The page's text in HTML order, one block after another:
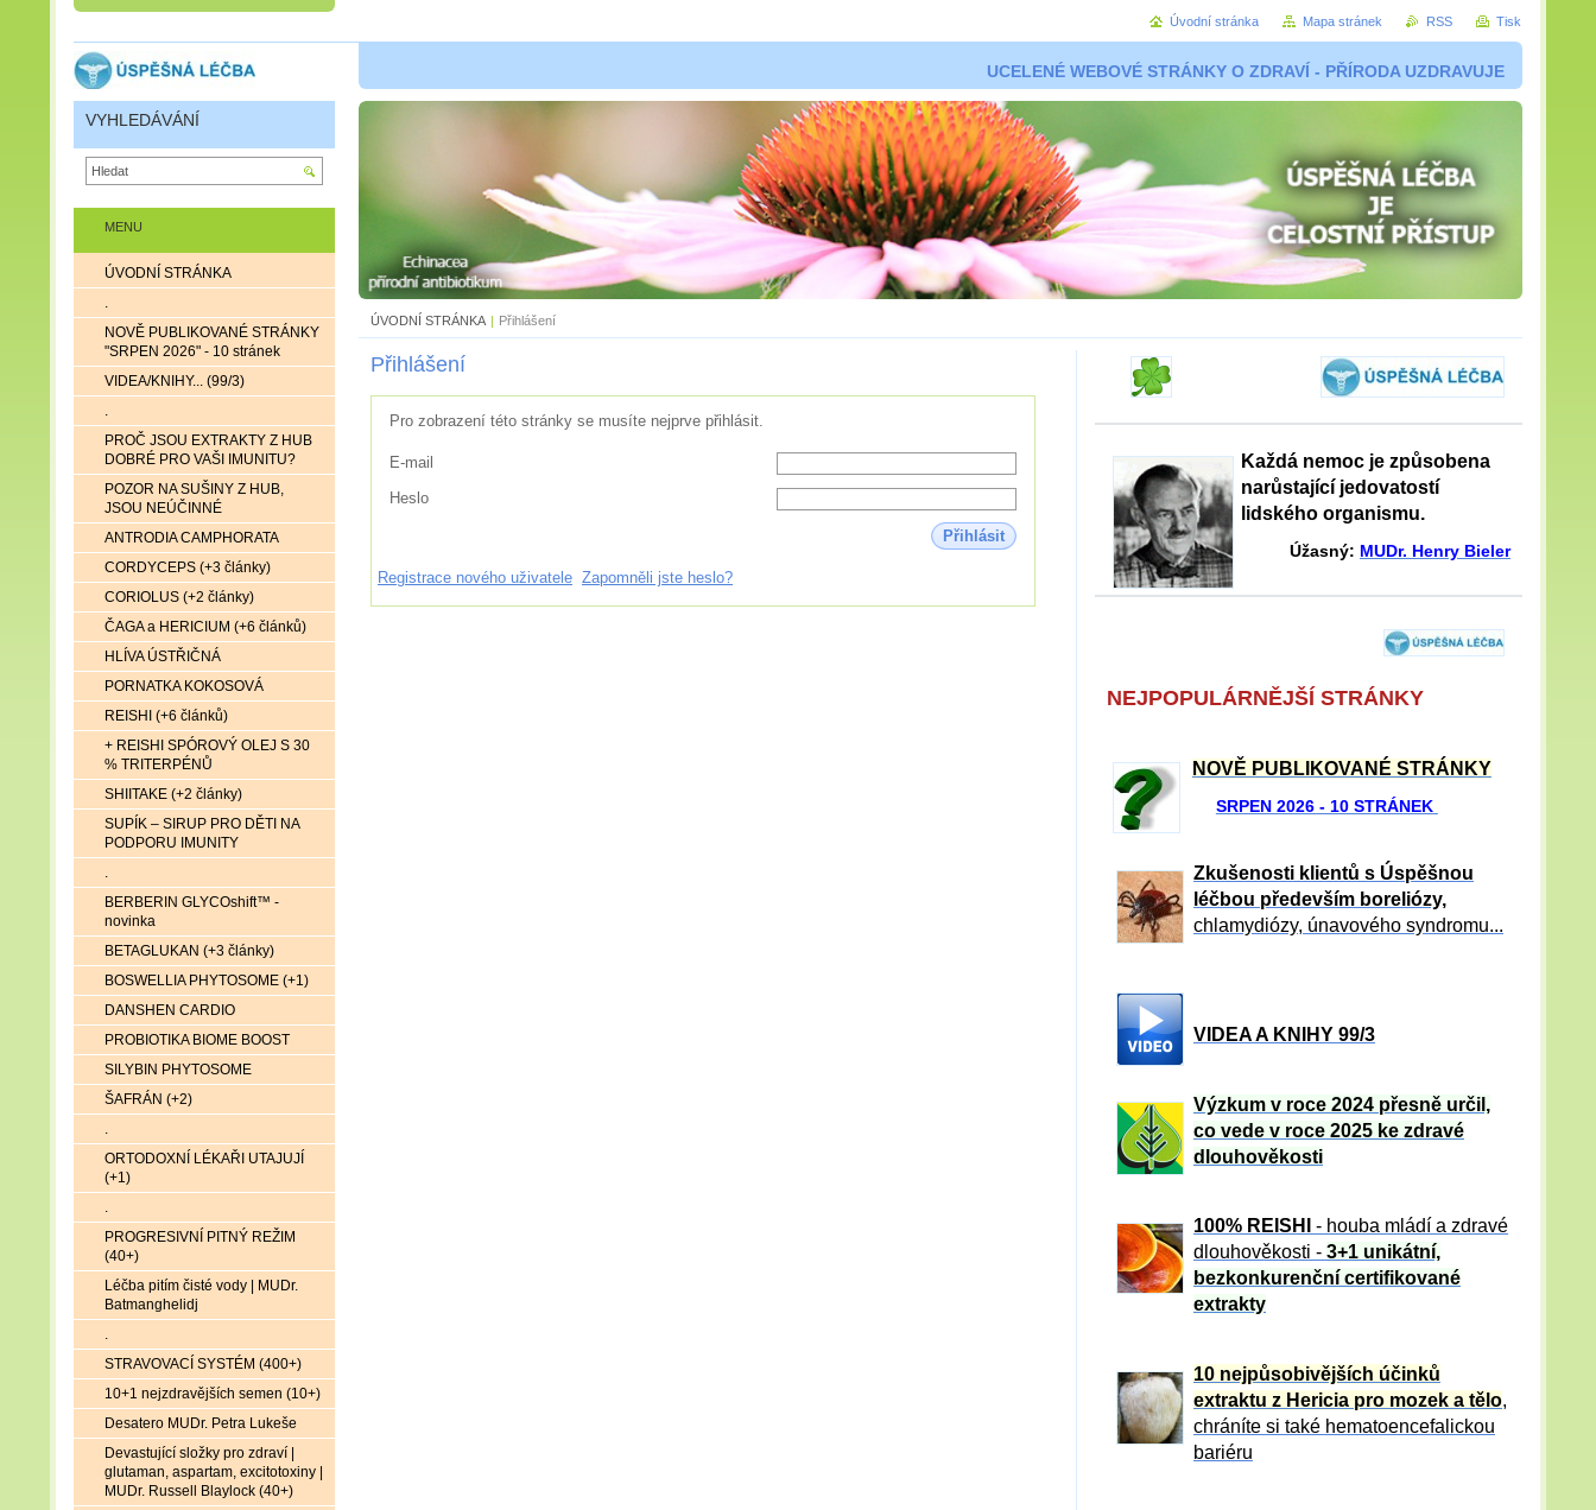
UCELENÉ WEBOVÉ STRÁNKY O ZDRAVÍ - PŘÍRODA UZDRAVUJE
ÚVODNÍ STRÁNKA | Přihlášení
Přihlášení
Pro zobrazení této stránky se musíte nejprve přihlásit.
E-mail
Heslo
Přihlásit
Registrace nového uživatele Zapomněli jste heslo?
Každá nemoc je způsobena
narůstající jedovatostí
lidského organismu.
Úžasný: MUDr. Henry Bieler
NEJPOPULÁRNĚJŠÍ STRÁNKY
NOVĚ PUBLIKOVANÉ STRÁNKY
SRPEN 2026 - 10 STRÁNEK
Zkušenosti klientů s Úspěšnou
léčbou především boreliózy,
chlamydiózy, únavového syndromu...
VIDEA A KNIHY 99/3
Výzkum v roce 2024 přesně určil,
co vede v roce 2025 ke zdravé
dlouhověkosti
100% REISHI
- houba mládí a zdravé
dlouhověkosti - 3+1 unikátní,
bezkonkurenční certifikované
extrakty
10 nejpůsobivějších účinků
extraktu z Hericia pro mozek a tělo,
chráníte si také hematoencefalickou
bariéru
MENU
ÚVODNÍ STRÁNKA
.
NOVĚ PUBLIKOVANÉ STRÁNKY
"SRPEN 2026" - 10 stránek
VIDEA/KNIHY... (99/3)
.
PROČ JSOU EXTRAKTY Z HUB
DOBRÉ PRO VAŠI IMUNITU?
POZOR NA SUŠINY Z HUB,
JSOU NEÚČINNÉ
ANTRODIA CAMPHORATA
CORDYCEPS (+3 články)
CORIOLUS (+2 články)
ČAGA a HERICIUM (+6 článků)
HLÍVA ÚSTŘIČNÁ
PORNATKA KOKOSOVÁ
REISHI (+6 článků)
+ REISHI SPÓROVÝ OLEJ S 30
% TRITERPÉNŮ
SHIITAKE (+2 články)
SUPÍK – SIRUP PRO DĚTI NA
PODPORU IMUNITY
.
BERBERIN GLYCOshift™ -
novinka
BETAGLUKAN (+3 články)
BOSWELLIA PHYTOSOME (+1)
DANSHEN CARDIO
PROBIOTIKA BIOME BOOST
SILYBIN PHYTOSOME
ŠAFRÁN (+2)
.
ORTODOXNÍ LÉKAŘI UTAJUJÍ
(+1)
.
PROGRESIVNÍ PITNÝ REŽIM
(40+)
Léčba pitím čisté vody | MUDr.
Batmanghelidj
.
STRAVOVACÍ SYSTÉM (400+)
10+1 nejzdravějších semen (10+)
Desatero MUDr. Petra Lukeše
Devastující složky pro zdraví |
glutaman, aspartam, excitotoxiny |
MUDr. Russell Blaylock (40+)
VYHLEDÁVÁNÍ
Úvodní stránka Mapa stránek RSS Tisk